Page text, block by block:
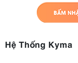
Hệ Thống Kyma